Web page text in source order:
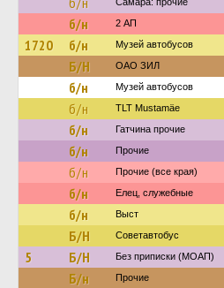
б/н 2 АП
1720 б/н Музей автобусов
Б/Н ОАО ЗИЛ
б/н Музей автобусов
б/н TLT Mustamäe
б/н Гатчина прочие
б/н Прочие
б/н Прочие (все края)
б/н Елец, служебные
б/н Выст
Б/Н Советавтобус
5 Б/Н Без приписки (МОАП)
Б/н Прочие